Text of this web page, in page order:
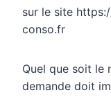
sur le site
conso.fr
Quel que soit le
demande doit